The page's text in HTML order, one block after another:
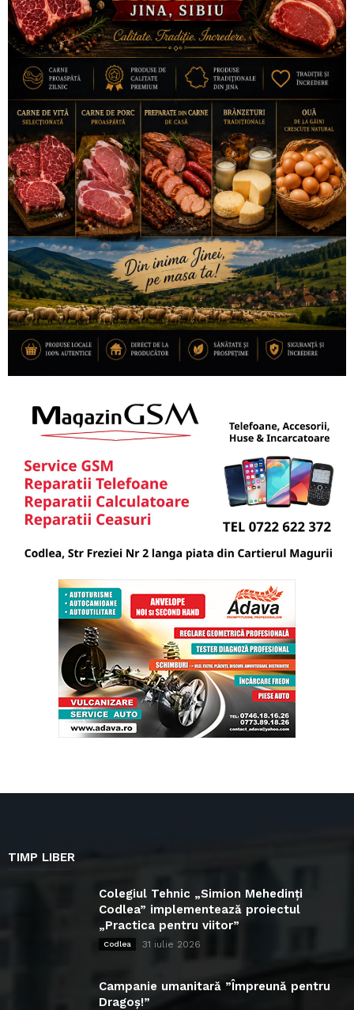
TIMP LIBER
Colegiul Tehnic „Simion Mehedinți
Codlea” implementează proiectul
„Practica pentru viitor”
Codlea 31 iulie 2026
Campanie umanitară ”Împreună pentru
Dragoș!”